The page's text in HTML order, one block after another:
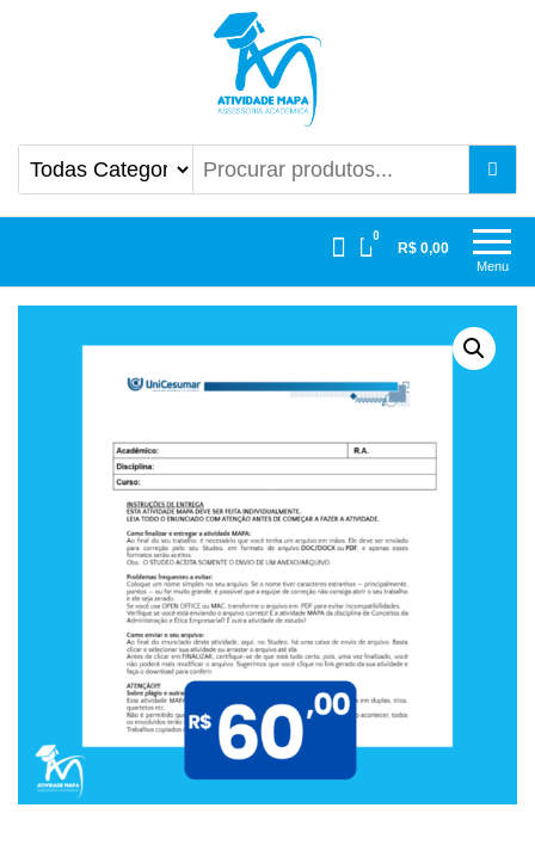
Atividade Mapa Mapa UniCesumar
Menu
0
R$ 0,00